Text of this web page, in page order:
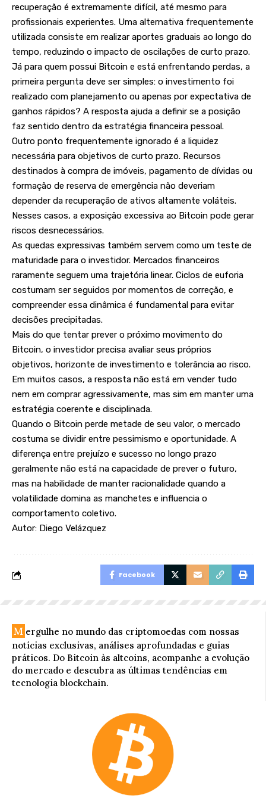
recuperação é extremamente difícil, até mesmo para
profissionais experientes. Uma alternativa frequentemente
utilizada consiste em realizar aportes graduais ao longo do
tempo, reduzindo o impacto de oscilações de curto prazo.
Já para quem possui Bitcoin e está enfrentando perdas, a
primeira pergunta deve ser simples: o investimento foi
realizado com planejamento ou apenas por expectativa de
ganhos rápidos? A resposta ajuda a definir se a posição
faz sentido dentro da estratégia financeira pessoal.
Outro ponto frequentemente ignorado é a liquidez
necessária para objetivos de curto prazo. Recursos
destinados à compra de imóveis, pagamento de dívidas ou
formação de reserva de emergência não deveriam
depender da recuperação de ativos altamente voláteis.
Nesses casos, a exposição excessiva ao Bitcoin pode gerar
riscos desnecessários.
As quedas expressivas também servem como um teste de
maturidade para o investidor. Mercados financeiros
raramente seguem uma trajetória linear. Ciclos de euforia
costumam ser seguidos por momentos de correção, e
compreender essa dinâmica é fundamental para evitar
decisões precipitadas.
Mais do que tentar prever o próximo movimento do
Bitcoin, o investidor precisa avaliar seus próprios
objetivos, horizonte de investimento e tolerância ao risco.
Em muitos casos, a resposta não está em vender tudo
nem em comprar agressivamente, mas sim em manter uma
estratégia coerente e disciplinada.
Quando o Bitcoin perde metade de seu valor, o mercado
costuma se dividir entre pessimismo e oportunidade. A
diferença entre prejuízo e sucesso no longo prazo
geralmente não está na capacidade de prever o futuro,
mas na habilidade de manter racionalidade quando a
volatilidade domina as manchetes e influencia o
comportamento coletivo.
Autor: Diego Velázquez
Facebook
M ergulhe no mundo das criptomoedas com nossas
notícias exclusivas, análises aprofundadas e guias
práticos. Do Bitcoin às altcoins, acompanhe a evolução
do mercado e descubra as últimas tendências em
tecnologia blockchain.